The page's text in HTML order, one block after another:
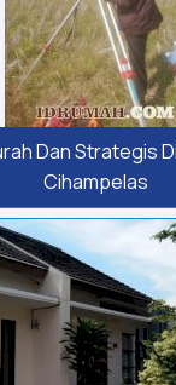
Dan Strategis
Cihampelas